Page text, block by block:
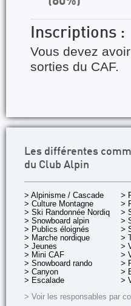
Inscriptions :
Vous devez
sorties du CAF.
Les différentes
du Club Alpin
> Alpinisme / Cascade
> Culture Montagne
> Ski Randonnée Nordique
> Snowboard alpin
> Publics éloignés
> Marche nordique
> Jeunes
> Mini CAF
> Snowboard rando
> Canyon
> Escalade
>
>
>
>
>
>
>
>
>
>
>
> Voir les responsables par